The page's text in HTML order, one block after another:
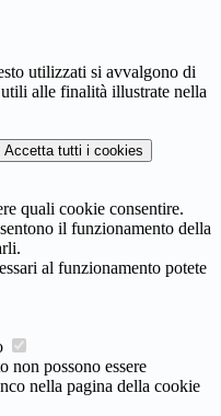
utilizzati si avvalgono di
alle finalità illustrate nella
Accetta tutti i cookies
quali cookie consentire.
il funzionamento della
al funzionamento potete
non possono essere
nella pagina della cookie